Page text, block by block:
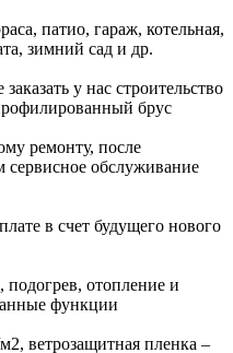
патио, гараж, котельная,
зимний сад и др.
у нас строительство
брус
ремонту, после
сервисное обслуживание
в счет будущего нового
отопление и
функции
ветрозащитная пленка –